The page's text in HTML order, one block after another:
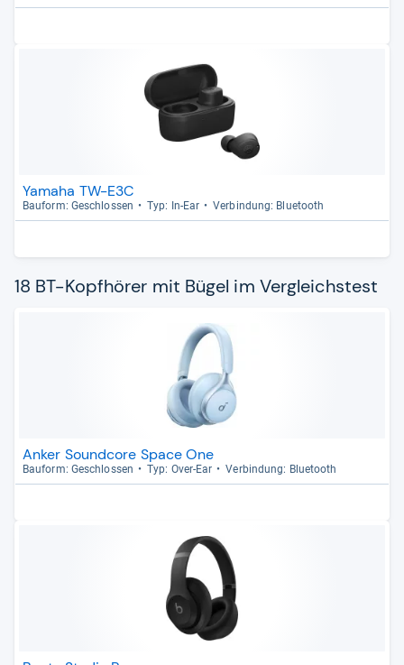
Yamaha TW-E3C
Bau­form: Geschlos­sen Typ: In-​Ear Ver­bin­dung: Blue­tooth
18 BT-Kopfhörer mit Bügel im Vergleichstest
Anker Soundcore Space One
Bau­form: Geschlos­sen Typ: Over-​Ear Ver­bin­dung: Blue­tooth